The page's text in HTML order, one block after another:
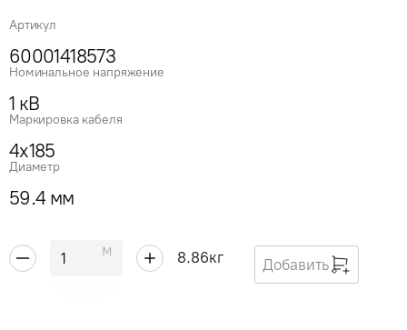
Артикул
60001418573
Номинальное напряжение
1 кВ
Маркировка кабеля
4x185
Диаметр
59.4 мм
м 8.86кг Добавить